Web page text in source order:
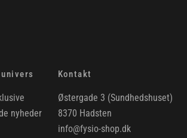
nyheder
Kontakt
Østergade 3 (Sundhedshuset)
8370 Hadsten
info@fysio-shop.dk